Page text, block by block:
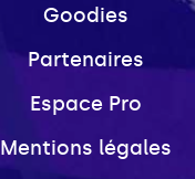
Goodies
Partenaires
Espace Pro
Mentions légales